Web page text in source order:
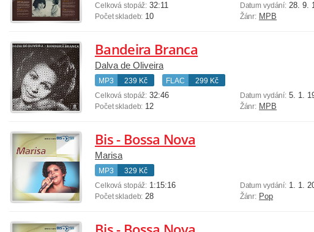
Celková stopáž: 32:11
Počet skladeb: 10
Datum vydání: 28. 9.
Žánr: MPB
Bandeira Branca
Dalva de Oliveira
MP3 239 Kč FLAC
299 Kč
Celková stopáž: 32:46
Počet skladeb: 12
Datum vydání: 5. 1.
Žánr: MPB
Bis - Bossa Nova
Marisa
MP3
329 Kč
Celková stopáž: 1:15:16
Počet skladeb: 28
Datum vydání: 1. 1.
Žánr: Pop